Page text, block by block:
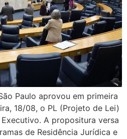
Paulo aprovou em primeira
18/08, o PL (Projeto de Lei)
A propositura versa
de Residência Jurídica e